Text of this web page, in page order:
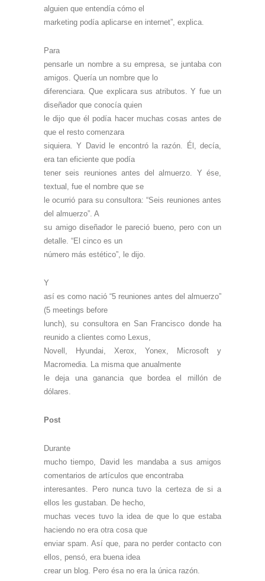
alguien que entendía cómo el
marketing podía aplicarse en internet”, explica.
Para
pensarle un nombre a su empresa, se juntaba con
amigos. Quería un nombre que lo
diferenciara. Que explicara sus atributos. Y fue un
diseñador que conocía quien
le dijo que él podía hacer muchas cosas antes de
que el resto comenzara
siquiera. Y David le encontró la razón. Él, decía,
era tan eficiente que podía
tener seis reuniones antes del almuerzo. Y ése,
textual, fue el nombre que se
le ocurrió para su consultora: “Seis reuniones antes
del almuerzo”. A
su amigo diseñador le pareció bueno, pero con un
detalle. “El cinco es un
número más estético”, le dijo.
Y
así es como nació “5 reuniones antes del almuerzo”
(5 meetings before
lunch), su consultora en San Francisco donde ha
reunido a clientes como Lexus,
Novell, Hyundai, Xerox, Yonex, Microsoft y
Macromedia. La misma que anualmente
le deja una ganancia que bordea el millón de
dólares.
Post
Durante
mucho tiempo, David les mandaba a sus amigos
comentarios de artículos que encontraba
interesantes. Pero nunca tuvo la certeza de si a
ellos les gustaban. De hecho,
muchas veces tuvo la idea de que lo que estaba
haciendo no era otra cosa que
enviar spam. Así que, para no perder contacto con
ellos, pensó, era buena idea
crear un blog. Pero ésa no era la única razón.